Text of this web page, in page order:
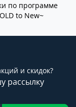
по программе
to New~
и скидок?
рассылку